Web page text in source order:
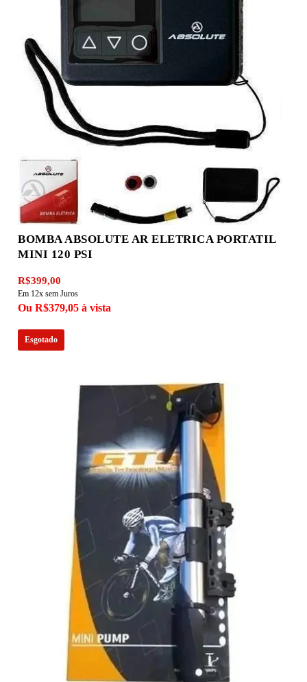
BOMBA ABSOLUTE AR ELETRICA PORTATIL
MINI 120 PSI
R$399,00
Em 12x sem Juros
Ou R$379,05 à vista
Esgotado